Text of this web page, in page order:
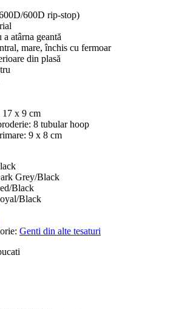
600D rip-stop)
a atârna geantă
mare, închis cu fermoar
din plasă
17 x 9 cm
8 tubular hoop
9 x 8 cm
Genti din alte tesaturi